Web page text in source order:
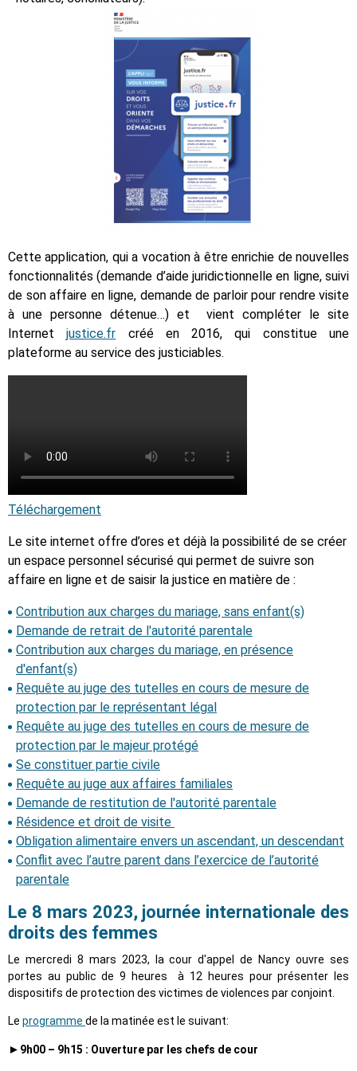
Cette application, qui a vocation à être enrichie de nouvelles
fonctionnalités (demande d’aide juridictionnelle en ligne, suivi
de son affaire en ligne, demande de parloir pour rendre visite
à une personne détenue…) et vient compléter le site
Internet
justice.fr
créé en 2016, qui constitue une
plateforme au service des justiciables.
Téléchargement
Le site internet offre d’ores et déjà la possibilité de se créer
un espace personnel sécurisé qui permet de suivre son
affaire en ligne et de saisir la justice en matière de :
Contribution aux charges du mariage, sans enfant(s)
Demande de retrait de l'autorité parentale
Contribution aux charges du mariage, en présence
d'enfant(s)
Requête au juge des tutelles en cours de mesure de
protection par le représentant légal
Requête au juge des tutelles en cours de mesure de
protection par le majeur protégé
Se constituer partie civile
Requête au juge aux affaires familiales
Demande de restitution de l'autorité parentale
Résidence et droit de visite
Obligation alimentaire envers un ascendant, un descendant
Conflit avec l’autre parent dans l’exercice de l’autorité
parentale
Le 8 mars 2023, journée internationale des
droits des femmes
Le mercredi 8 mars 2023, la cour d'appel de Nancy ouvre ses
portes au public de 9 heures à 12 heures pour présenter les
dispositifs de protection des victimes de violences par conjoint.
Le programme de la matinée est le suivant:
► 9h00 – 9h15 : Ouverture par les chefs de cour